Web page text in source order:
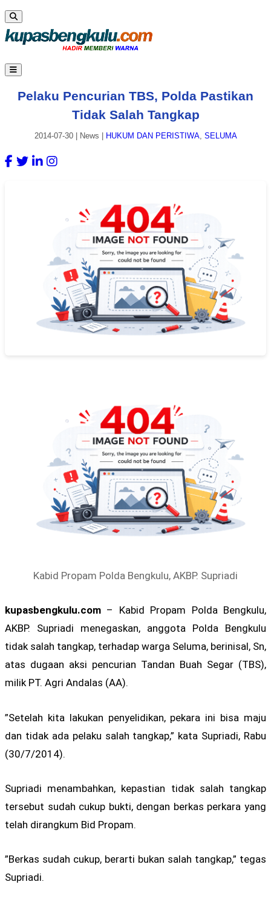
Pelaku Pencurian TBS, Polda Pastikan
Tidak Salah Tangkap
2014-07-30| News HUKUM DAN PERISTIWA, SELUMA
Kabid Propam Polda Bengkulu, AKBP. Supriadi
kupasbengkulu.com – Kabid Propam Polda Bengkulu,
AKBP. Supriadi menegaskan, anggota Polda Bengkulu
tidak salah tangkap, terhadap warga Seluma, berinisal, Sn,
atas dugaan aksi pencurian Tandan Buah Segar (TBS),
milik PT. Agri Andalas (AA).
”Setelah kita lakukan penyelidikan, pekara ini bisa maju
dan tidak ada pelaku salah tangkap,” kata Supriadi, Rabu
(30/7/2014).
Supriadi menambahkan, kepastian tidak salah tangkap
tersebut sudah cukup bukti, dengan berkas perkara yang
telah dirangkum Bid Propam.
”Berkas sudah cukup, berarti bukan salah tangkap,” tegas
Supriadi.